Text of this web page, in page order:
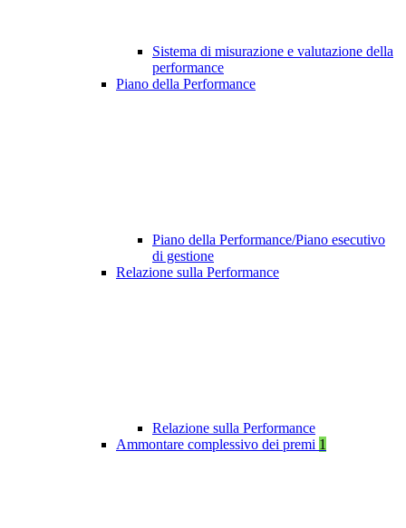
Sistema di misurazione e valutazione della
performance
Piano della Performance
Piano della Performance/Piano esecutivo
di gestione
Relazione sulla Performance
Relazione sulla Performance
Ammontare complessivo dei premi 1